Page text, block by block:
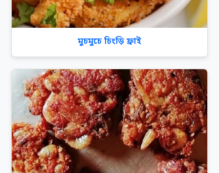
মুচমুচে চিংড়ি ফ্রাই